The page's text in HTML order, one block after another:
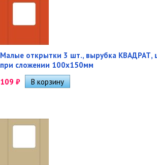
Малые открытки 3 шт., вырубка КВАДРАТ,
при сложении 100х150мм
109 ₽